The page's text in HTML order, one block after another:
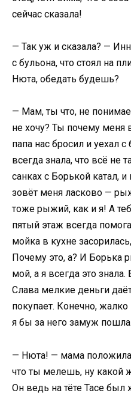
сейчас сказала!
— Так уж и сказала? —
с бульона, что стоял на
Нюта, обедать будешь?
— Мам, ты что, не
не хочу? Ты почему меня
папа нас бросил и уехал с
всегда знала, что всё не
санках с Борькой катал,
зовёт меня ласково —
тоже рыжий, как и я! А
пятый этаж всегда
мойка в кухне
Почему это, а? И Борька
мой, а я всегда это
Слава мелкие деньги
покупает. Конечно,
я бы за него замуж пошла.
— Нюта! — мама
что ты мелешь, ну какой
Он ведь на тёте Тасе